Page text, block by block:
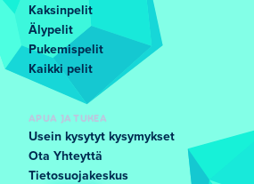
Kaksinpelit
Älypelit
Pukemispelit
Kaikki pelit
APUA JA TUKEA
Usein kysytyt kysymykset
Ota Yhteyttä
Tietosuojakeskus